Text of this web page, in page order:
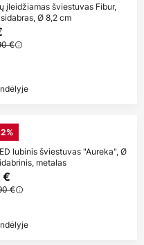
įleidžiamas šviestuvas Fibur,
Ø 8,2 cm
€
lubinis šviestuvas "Aureka", Ø
metalas
€
€